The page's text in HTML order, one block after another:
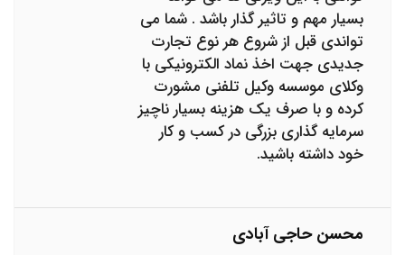
بسیار مهم و تاثیر گذار باشد . شما می
تواندی قبل از شروع هر نوع تجارت
جدیدی جهت اخذ نماد الکترونیکی با
وکلای موسسه وکیل تلفنی مشورت
کرده و با صرف یک هزینه بسیار ناچیز
سرمایه گذاری بزرگی در کسب و کار
خود داشته باشید.
محسن حاجی آبادی